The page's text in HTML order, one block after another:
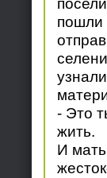
пошли
- Это
жить.
И